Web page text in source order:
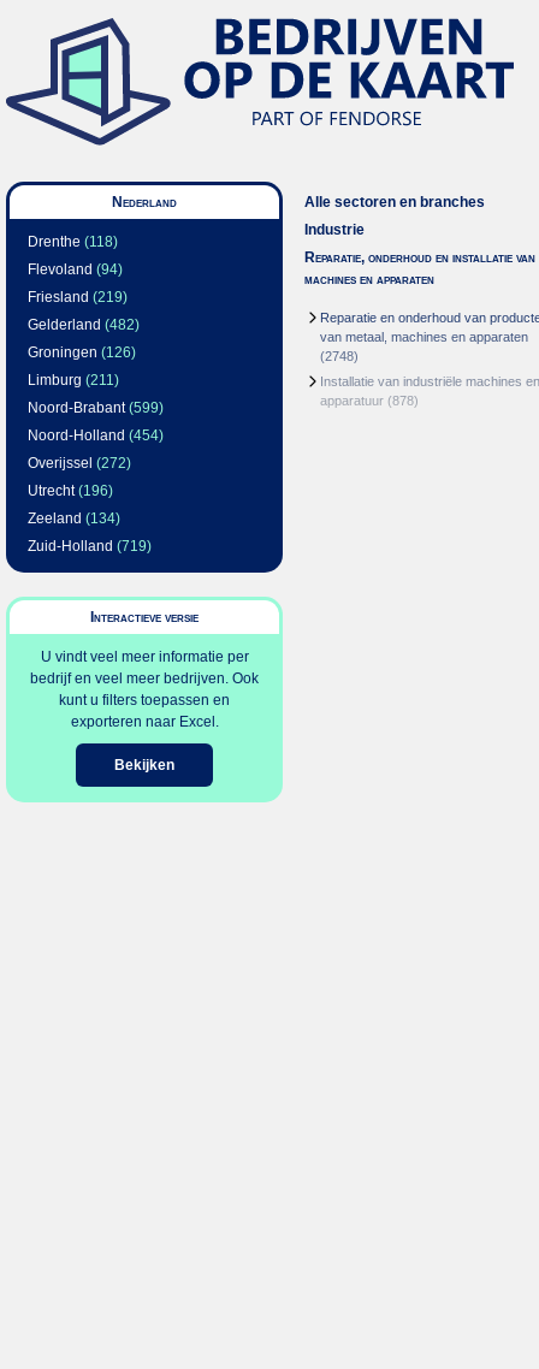
Nederland
Drenthe (118)
Flevoland (94)
Friesland (219)
Gelderland (482)
Groningen (126)
Limburg (211)
Noord-Brabant(599)
Noord-Holland (454)
Overijssel (272)
Utrecht(196)
Zeeland (134)
Zuid-Holland (719)
Interactieve versie
U vindt veel meer informatie per
bedrijf en veel meer bedrijven. Ook
kunt u filters toepassen en
exporteren naar Excel.
Bekijken
Alle sectoren en branches
Industrie
Reparatie, onderhoud en installatie van
machines en apparaten
Reparatie en onderhoud van
van metaal, machines en apparaten
(2748)
Installatie van industriële machines en
apparatuur (878)